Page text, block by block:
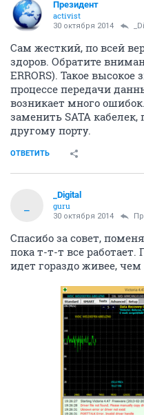
Президент
activist
30 октября 2014
Сам жесткий, по всей
здоров. Обратите
ERRORS). Такое высокое
процессе передачи
возникает много
заменить SATA
другому порту.
ОТВЕТИТЬ
_Digital
guru
30 октября 2014
Спасибо за совет,
пока т-т-т все
идет гораздо живее, чем